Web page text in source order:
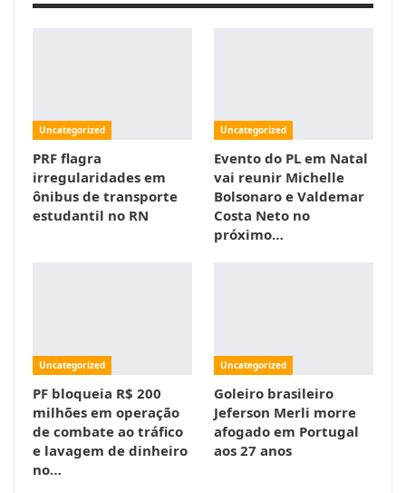
Uncategorized
PRF flagra
irregularidades em
ônibus de transporte
estudantil no RN
Uncategorized
Evento do PL em Natal
vai reunir Michelle
Bolsonaro e Valdemar
Costa Neto no
próximo…
Uncategorized
PF bloqueia R$ 200
milhões em operação
de combate ao tráfico
e lavagem de dinheiro
no…
Uncategorized
Goleiro brasileiro
Jeferson Merli morre
afogado em Portugal
aos 27 anos